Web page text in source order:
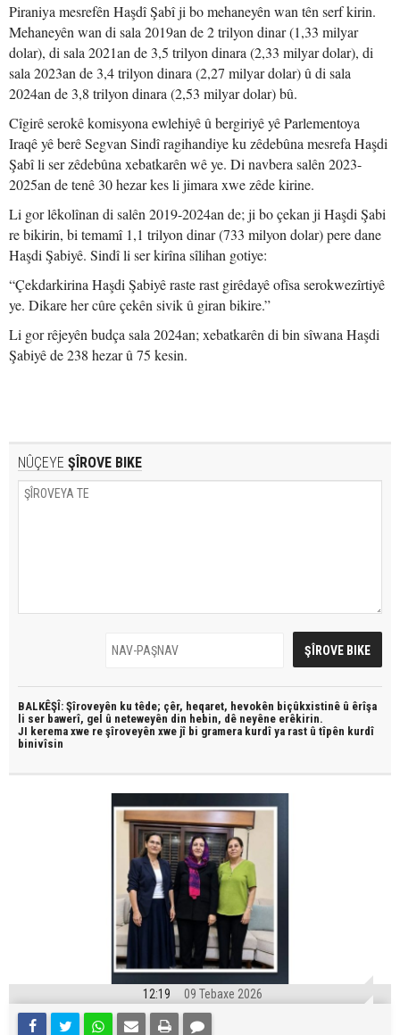
Piraniya mesrefên Haşdî Şabî ji bo mehaneyên wan tên serf kirin.
Mehaneyên wan di sala 2019an de 2 trilyon dinar (1,33 milyar
dolar), di sala 2021an de 3,5 trilyon dinara (2,33 milyar dolar), di
sala 2023an de 3,4 trilyon dinara (2,27 milyar dolar) û di sala
2024an de 3,8 trilyon dinara (2,53 milyar dolar) bû.
Cîgirê serokê komisyona ewlehiyê û bergiriyê yê Parlementoya
Iraqê yê berê Segvan Sindî ragihandiye ku zêdebûna mesrefa Haşdi
Şabî li ser zêdebûna xebatkarên wê ye. Di navbera salên 2023-
2025an de tenê 30 hezar kes li jimara xwe zêde kirine.
Li gor lêkolînan di salên 2019-2024an de; ji bo çekan ji Haşdi Şabi
re bikirin, bi temamî 1,1 trilyon dinar (733 milyon dolar) pere dane
Haşdi Şabiyê. Sindî li ser kirîna sîlihan gotiye:
“Çekdarkirina Haşdi Şabiyê raste rast girêdayê ofîsa serokwezîrtiyê
ye. Dikare her cûre çekên sivik û giran bikire.”
Li gor rêjeyên budça sala 2024an; xebatkarên di bin sîwana Haşdi
Şabiyê de 238 hezar û 75 kesin.
NÛÇEYE ŞÎROVE BIKE
BALKÊŞÎ: Şîroveyên ku têde; çêr, heqaret, hevokên biçûkxistinê û êrîşa
li ser bawerî, gel û neteweyên din hebin, dê neyêne erêkirin.
JI kerema xwe re şîroveyên xwe jî bi gramera kurdî ya rast û tîpên kurdî
binivîsin
12:19 09 Tebaxe 2026